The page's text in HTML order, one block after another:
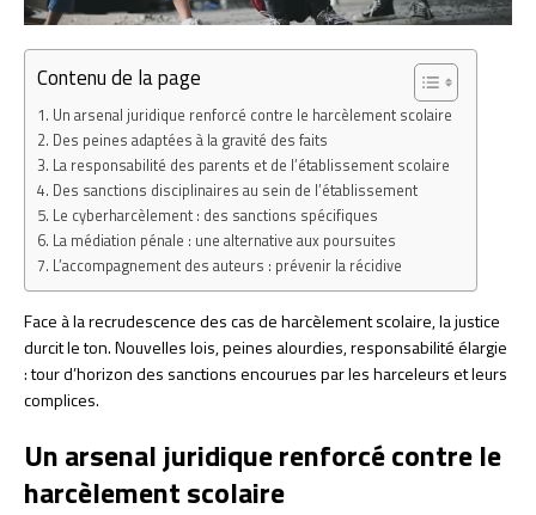
Contenu de la page
Un arsenal juridique renforcé contre le harcèlement scolaire
Des peines adaptées à la gravité des faits
La responsabilité des parents et de l’établissement scolaire
Des sanctions disciplinaires au sein de l’établissement
Le cyberharcèlement : des sanctions spécifiques
La médiation pénale : une alternative aux poursuites
L’accompagnement des auteurs : prévenir la récidive
Face à la recrudescence des cas de harcèlement scolaire, la justice
durcit le ton. Nouvelles lois, peines alourdies, responsabilité élargie
: tour d’horizon des sanctions encourues par les harceleurs et leurs
complices.
Un arsenal juridique renforcé contre le
harcèlement scolaire